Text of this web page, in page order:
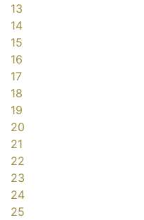
13
14
15
16
17
18
19
20
21
22
23
24
25